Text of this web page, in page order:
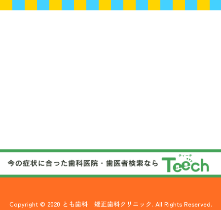
Copyright © 2020 とも歯科 矯正歯科クリニック. All Rights Reserved.